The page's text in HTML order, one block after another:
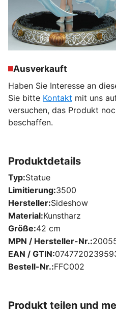
Ausverkauft
Haben Sie Interesse an
Sie bitte Kontakt mit uns
versuchen, das Produkt
beschaffen.
Produktdetails
Typ Statue
Limitierung 3500
Hersteller Sideshow
Material Kunstharz
Größe 42 cm
MPN / Hersteller-Nr.
EAN / GTIN
Bestell-Nr. FFC002
Produkt teilen und